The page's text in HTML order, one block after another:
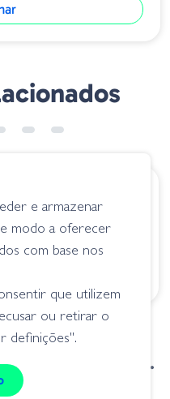
Duo Realis 100DR
ADAZ 115 Ablette
ND
de reclamações
cookies
e armazenar
modo a oferecer
com base nos
que utilizem
ou retirar o
definições".